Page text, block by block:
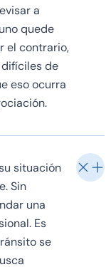
a
quede
el contrario,
de
eso ocurra
situación
Sin
una
Es
se